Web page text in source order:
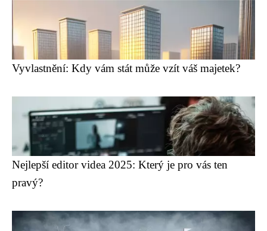
Vyvlastnění: Kdy vám stát může vzít váš majetek?
Nejlepší editor videa 2025: Který je pro vás ten
pravý?